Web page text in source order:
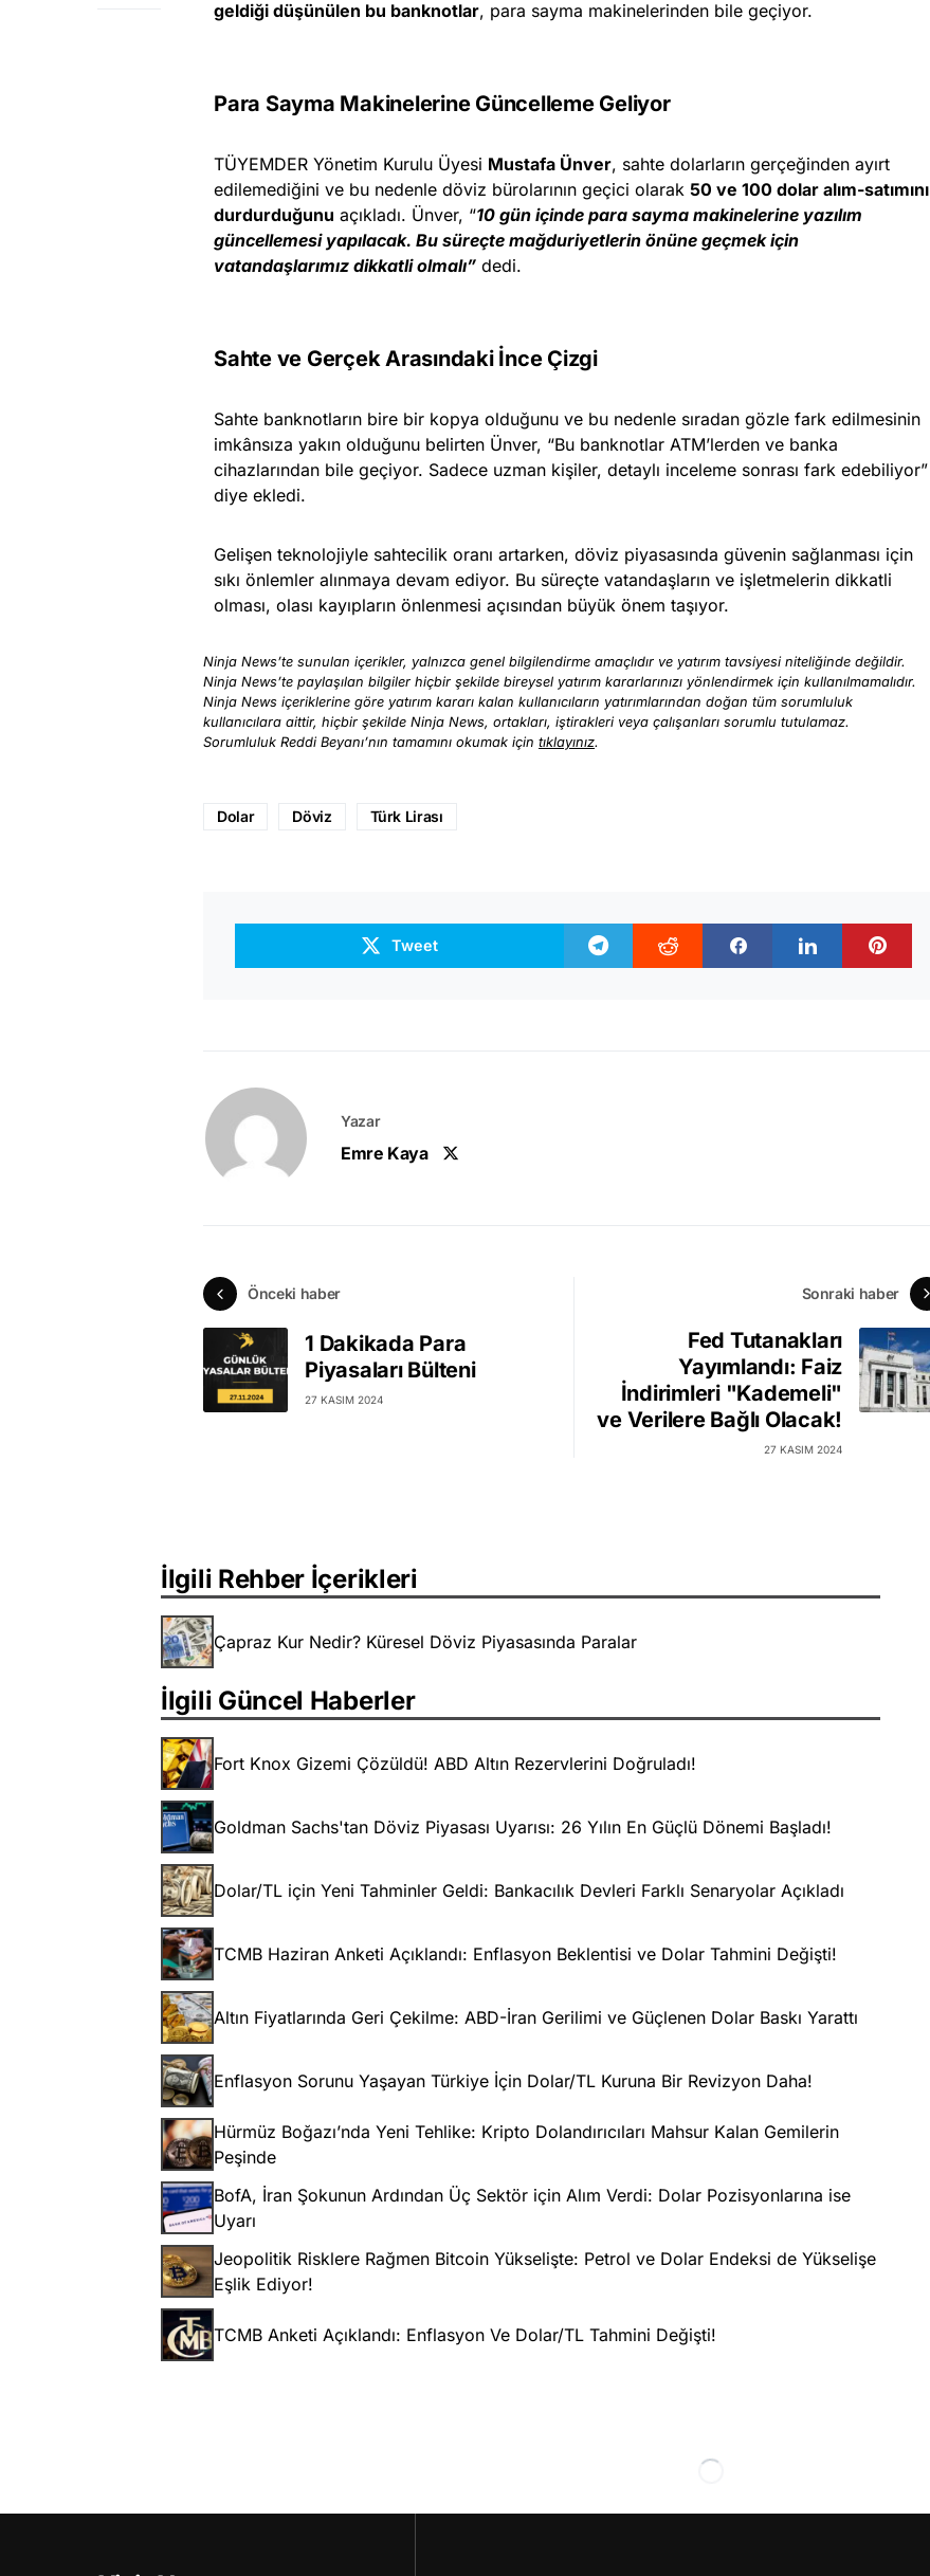
geldiği düşünülen bu banknotlar, para sayma makinelerinden bile geçiyor.
Para Sayma Makinelerine Güncelleme Geliyor
TÜYEMDER Yönetim Kurulu Üyesi Mustafa Ünver, sahte dolarların gerçeğinden ayırt
edilemediğini ve bu nedenle döviz bürolarının geçici olarak 50 ve 100 dolar alım-satımını
durdurduğunu açıkladı. Ünver, “10 gün içinde para sayma makinelerine yazılım
güncellemesi yapılacak. Bu süreçte mağduriyetlerin önüne geçmek için
vatandaşlarımız dikkatli olmalı” dedi.
Sahte ve Gerçek Arasındaki İnce Çizgi
Sahte banknotların bire bir kopya olduğunu ve bu nedenle sıradan gözle fark edilmesinin
imkânsıza yakın olduğunu belirten Ünver, “Bu banknotlar ATM’lerden ve banka
cihazlarından bile geçiyor. Sadece uzman kişiler, detaylı inceleme sonrası fark edebiliyor”
diye ekledi.
Gelişen teknolojiyle sahtecilik oranı artarken, döviz piyasasında güvenin sağlanması için
sıkı önlemler alınmaya devam ediyor. Bu süreçte vatandaşların ve işletmelerin dikkatli
olması, olası kayıpların önlenmesi açısından büyük önem taşıyor.
Ninja News’te sunulan içerikler, yalnızca genel bilgilendirme amaçlıdır ve yatırım tavsiyesi niteliğinde değildir.
Ninja News’te paylaşılan bilgiler hiçbir şekilde bireysel yatırım kararlarınızı yönlendirmek için kullanılmamalıdır.
Ninja News içeriklerine göre yatırım kararı kalan kullanıcıların yatırımlarından doğan tüm sorumluluk
kullanıcılara aittir, hiçbir şekilde Ninja News, ortakları, iştirakleri veya çalışanları sorumlu tutulamaz.
Sorumluluk Reddi Beyanı’nın tamamını okumak için tıklayınız.
Dolar Döviz Türk Lirası
Tweet
Yazar
Emre Kaya
Önceki haber
1 Dakikada Para
Piyasaları Bülteni
27 KASIM 2024
Sonraki haber
Fed Tutanakları
Yayımlandı: Faiz
İndirimleri "Kademeli"
ve Verilere Bağlı Olacak!
27 KASIM 2024
İlgili Rehber İçerikleri
Çapraz Kur Nedir? Küresel Döviz Piyasasında Paralar
İlgili Güncel Haberler
Fort Knox Gizemi Çözüldü! ABD Altın Rezervlerini Doğruladı!
Goldman Sachs'tan Döviz Piyasası Uyarısı: 26 Yılın En Güçlü Dönemi Başladı!
Dolar/TL için Yeni Tahminler Geldi: Bankacılık Devleri Farklı Senaryolar Açıkladı
TCMB Haziran Anketi Açıklandı: Enflasyon Beklentisi ve Dolar Tahmini Değişti!
Altın Fiyatlarında Geri Çekilme: ABD-İran Gerilimi ve Güçlenen Dolar Baskı Yarattı
Enflasyon Sorunu Yaşayan Türkiye İçin Dolar/TL Kuruna Bir Revizyon Daha!
Hürmüz Boğazı’nda Yeni Tehlike: Kripto Dolandırıcıları Mahsur Kalan Gemilerin
Peşinde
BofA, İran Şokunun Ardından Üç Sektör için Alım Verdi: Dolar Pozisyonlarına ise
Uyarı
Jeopolitik Risklere Rağmen Bitcoin Yükselişte: Petrol ve Dolar Endeksi de Yükselişe
Eşlik Ediyor!
TCMB Anketi Açıklandı: Enflasyon Ve Dolar/TL Tahmini Değişti!